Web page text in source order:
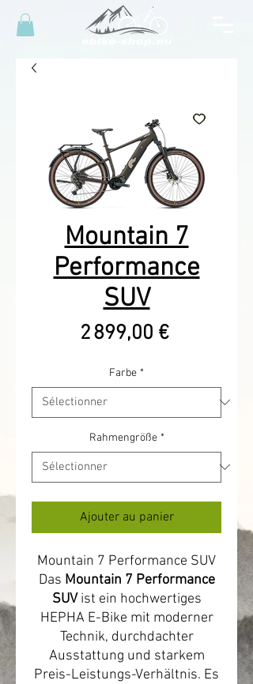
Mountain 7
Performance
SUV
2 899,00 €Prix
Farbe *
Rahmengröße *
Ajouter au panier
Mountain 7 Performance SUV
Das Mountain 7 Performance
SUVist ein hochwertiges
HEPHA E-Bike mit moderner
Technik, durchdachter
Ausstattung und starkem
Preis-Leistungs-Verhältnis. Es